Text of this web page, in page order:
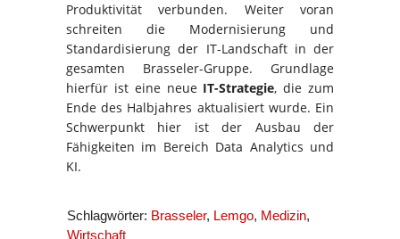
Produktivität verbunden. Weiter voran
schreiten die Modernisierung und
Standardisierung der IT-Landschaft in der
gesamten Brasseler-Gruppe. Grundlage
hierfür ist eine neueIT-Strategie, die zum
Ende des Halbjahres aktualisiert wurde. Ein
Schwerpunkt hier ist der Ausbau der
Fähigkeiten im Bereich Data Analytics und
KI.
Schlagwörter: Brasseler, Lemgo, Medizin,
Wirtschaft